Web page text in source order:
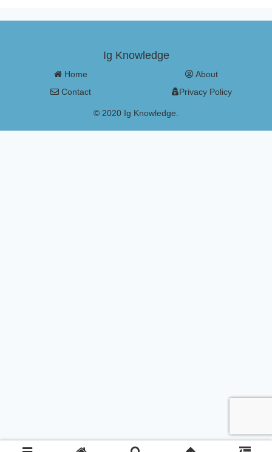
Ig Knowledge
Home
About
Contact
Privacy Policy
© 2020 Ig Knowledge.